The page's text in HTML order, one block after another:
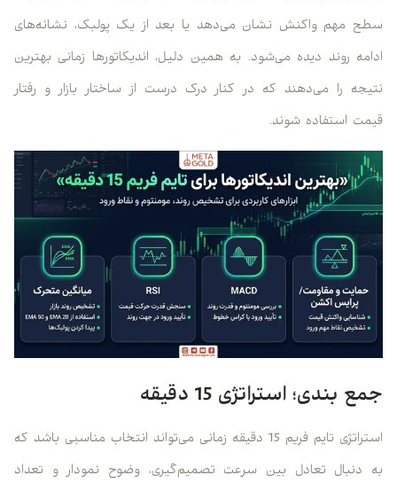
سطح مهم واکنش نشان می‌دهد یا بعد از یک پولبک، نشانه‌های
ادامه روند دیده می‌شود. به همین دلیل، اندیکاتورها زمانی بهترین
نتیجه را می‌دهند که در کنار درک درست از ساختار بازار و رفتار
قیمت استفاده شوند.
جمع‌ بندی؛ استراتژی 15 دقیقه
استراتژی تایم فریم 15 دقیقه زمانی می‌تواند انتخاب مناسبی باشد که
به دنبال تعادل بین سرعت تصمیم‌گیری، وضوح نمودار و تعداد